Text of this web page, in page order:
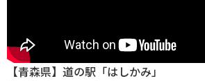
【青森県】道の駅「はしかみ」